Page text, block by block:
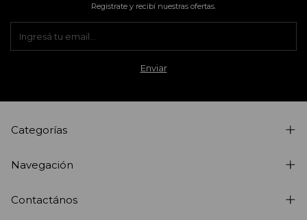
Registrate y recibí nuestras ofertas.
Categorías
Navegación
Contactános